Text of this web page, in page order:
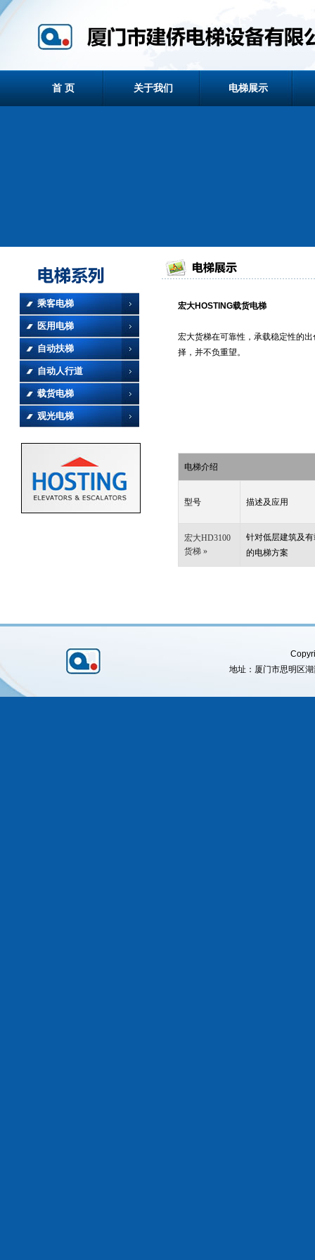
首 页 关于我们 电梯展示
乘客电梯
医用电梯
自动扶梯
自动人行道
载货电梯
观光电梯
宏大HOSTING载货电梯
宏大货梯在可靠性，承载稳定性的
择，并不负重望。
电梯介绍
型号 描述及应用
宏大HD3100
货梯 »
针对低层建筑及
的电梯方案
地址：厦门市思明区